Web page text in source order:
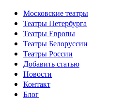
Московские театры
Театры Петербурга
Театры Европы
Театры Белоруссии
Театры России
Добавить статью
Новости
Контакт
Блог